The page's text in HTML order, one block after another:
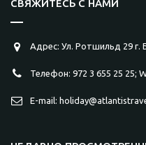
СВЯЖИТЕСЬ С НАМИ
Адрес: Ул. Ротшильд 29 г.
Телефон: 972 3 655 25 25;
E-mail: